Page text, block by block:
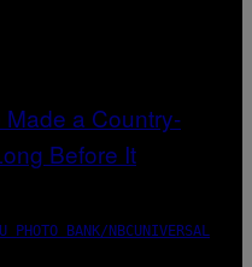
PHOTO BANK/NBCUNIVERSAL